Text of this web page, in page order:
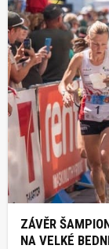
ZÁVĚR
NA VELKÉ